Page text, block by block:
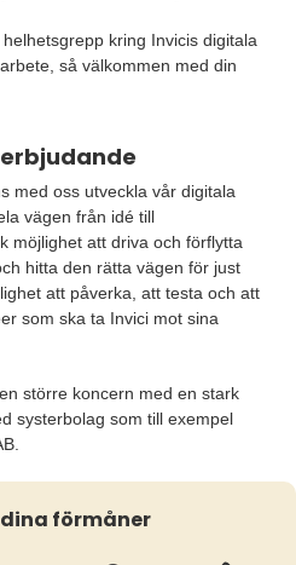
kring Invicis digitala
så välkommen med din
med oss utveckla vår digitala
vägen från idé till
möjlighet att driva och förflytta
hitta den rätta vägen för just
att påverka, att testa och att
som ska ta Invici mot sina
större koncern med en stark
systerbolag som till exempel
förmåner